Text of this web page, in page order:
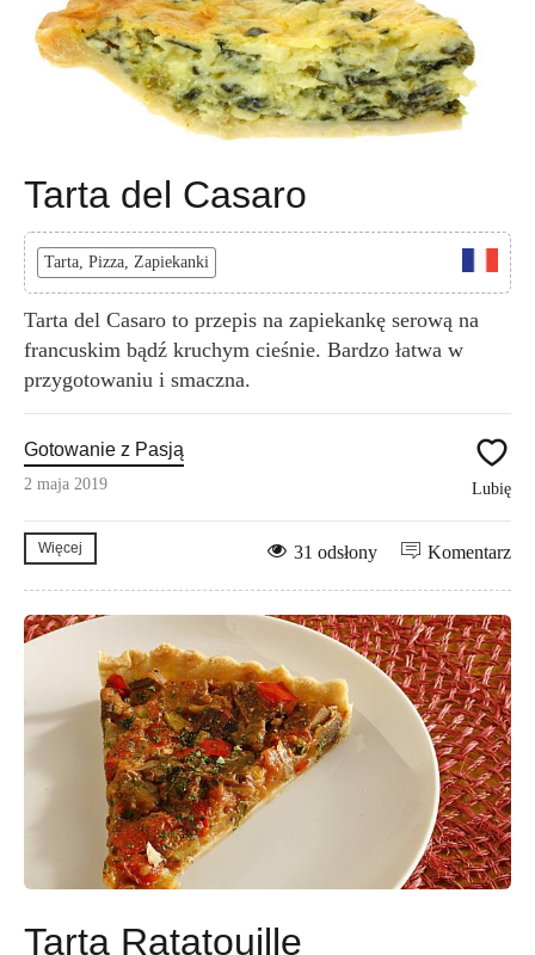
Tarta del Casaro
Tarta, Pizza, Zapiekanki
Tarta del Casaro to przepis na zapiekankę serową na
francuskim bądź kruchym cieśnie. Bardzo łatwa w
przygotowaniu i smaczna.
Gotowanie z Pasją
2 maja 2019 Lubię
Więcej Komentarz
31 odsłony
Tarta Ratatouille